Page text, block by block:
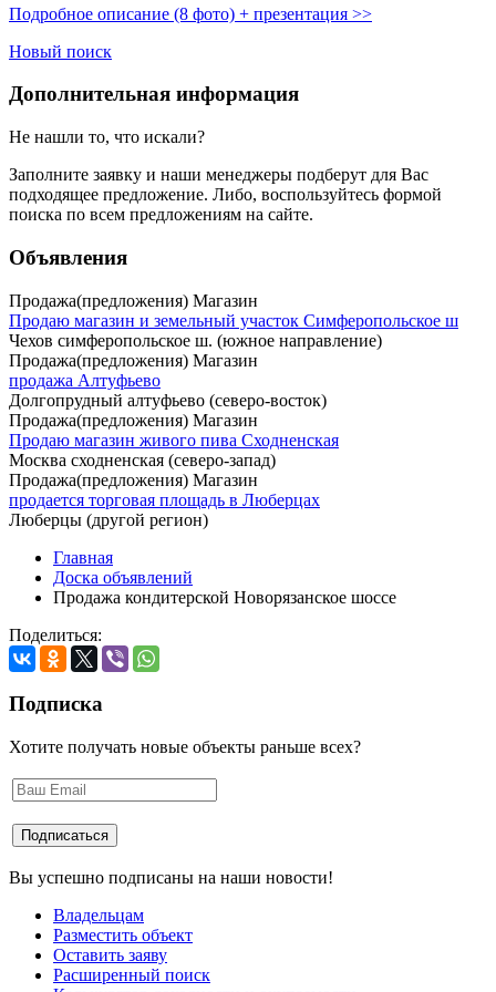
Подробное описание (8 фото) + презентация >>
Новый поиск
Дополнительная информация
Не нашли то, что искали?
Заполните заявку и наши менеджеры подберут для Вас
подходящее предложение. Либо, воспользуйтесь формой
поиска по всем предложениям на сайте.
Объявления
Продажа(предложения) Магазин
Продаю магазин и земельный участок Симферопольское ш
Чехов симферопольское ш. (южное направление)
Продажа(предложения) Магазин
продажа Алтуфьево
Долгопрудный алтуфьево (северо-восток)
Продажа(предложения) Магазин
Продаю магазин живого пива Сходненская
Москва сходненская (северо-запад)
Продажа(предложения) Магазин
продается торговая площадь в Люберцах
Люберцы (другой регион)
Главная
Доска объявлений
Продажа кондитерской Новорязанское шоссе
Поделиться:
Подписка
Хотите получать новые объекты раньше всех?
Вы успешно подписаны на наши новости!
Владельцам
Разместить объект
Оставить заяву
Расширенный поиск